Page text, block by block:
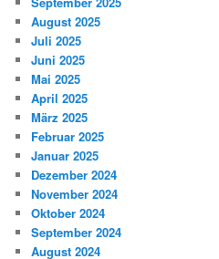
August 2025
Juli 2025
Juni 2025
Mai 2025
April 2025
März 2025
Februar 2025
Januar 2025
Dezember 2024
November 2024
Oktober 2024
September 2024
August 2024